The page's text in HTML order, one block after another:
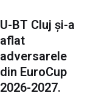
U-BT Cluj și-a
aflat
adversarele
din EuroCup
2026-2027.